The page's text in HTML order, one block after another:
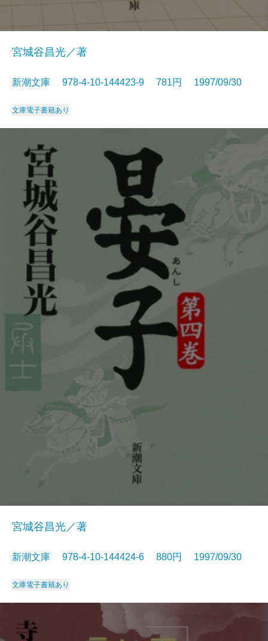
宮城谷昌光／著
新潮文庫 978-4-10-144423-9 781円 1997/09/30
文庫電子書籍あり
宮城谷昌光／著
新潮文庫 978-4-10-144424-6 880円 1997/09/30
文庫電子書籍あり